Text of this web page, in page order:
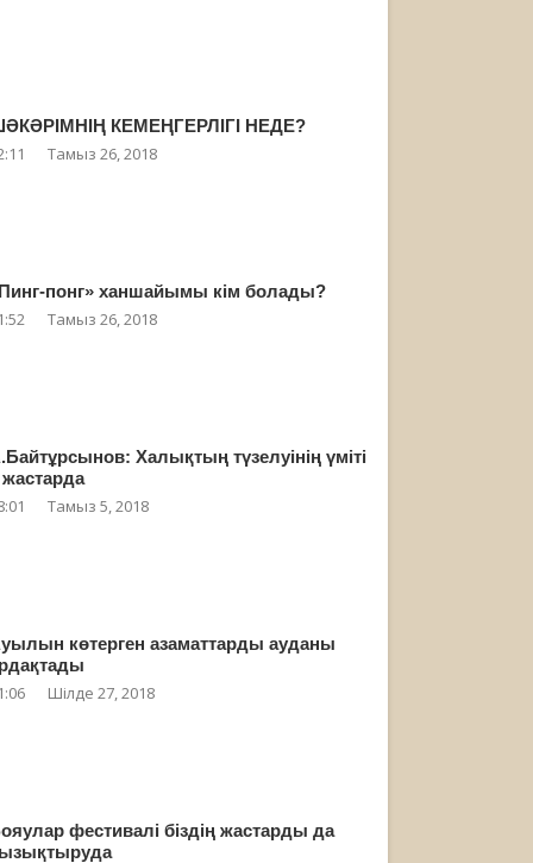
КЕМЕҢГЕРЛІГІ НЕДЕ?
Тамыз 26, 2018
понг» ханшайымы кім болады?
Тамыз 26, 2018
Халықтың түзелуінің үміті
жастарда
Тамыз 5, 2018
көтерген азаматтарды ауданы
Шілде 27, 2018
фестивалі біздің жастарды да